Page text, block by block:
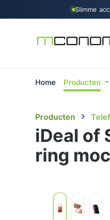
de hoofdinhoud
Ga naar de zoekopdracht
Ga naar de Slimme
Home Producten
Producten
iDeal of
ring